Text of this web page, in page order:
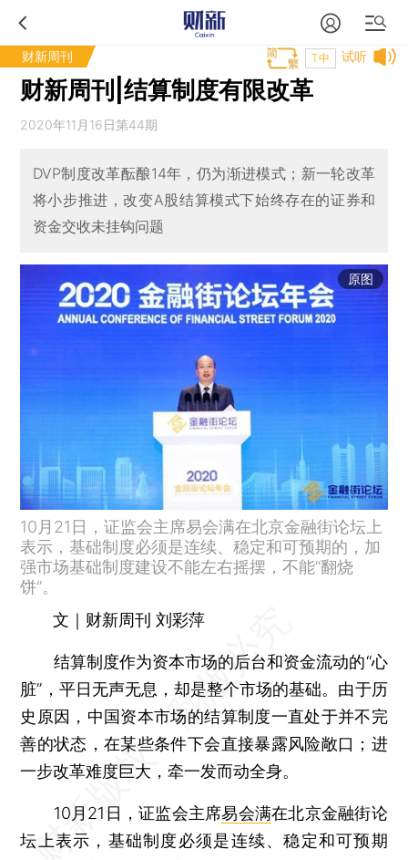
财新周刊 试听
T中
财新周刊|结算制度有限改革
2020年11月16日第44期
DVP制度改革酝酿14年，仍为渐进模式；新一轮改革
将小步推进，改变A股结算模式下始终存在的证券和
资金交收未挂钩问题
原图
10月21日，证监会主席易会满在北京金融街论坛上
表示，基础制度必须是连续、稳定和可预期的，加
强市场基础制度建设不能左右摇摆，不能“翻烧
饼”。
文｜财新周刊 刘彩萍
结算制度作为资本市场的后台和资金流动的“心
脏”，平日无声无息，却是整个市场的基础。由于历
史原因，中国资本市场的结算制度一直处于并不完
善的状态，在某些条件下会直接暴露风险敞口；进
一步改革难度巨大，牵一发而动全身。
10月21日，证监会主席易会满在北京金融街论
坛上表示，基础制度必须是连续、稳定和可预期